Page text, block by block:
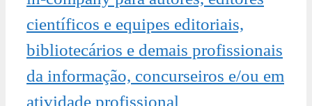
científicos e equipes editoriais,
bibliotecários e demais profissionais
da informação, concurseiros e/ou em
atividade profissional